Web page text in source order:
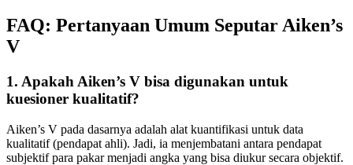
FAQ: Pertanyaan Umum Seputar Aiken’s
V
1. Apakah Aiken’s V bisa digunakan untuk
kuesioner kualitatif?
Aiken’s V pada dasarnya adalah alat kuantifikasi untuk data
kualitatif (pendapat ahli). Jadi, ia menjembatani antara pendapat
subjektif para pakar menjadi angka yang bisa diukur secara objektif.